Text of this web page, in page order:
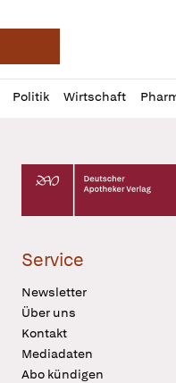
Deutsche
Politik Wirtschaft
Profil
öffnen
Daz
Pur
Deutscher Apotheker
Service
Newsletter
Über uns
Kontakt
Mediadaten
Abo kündigen